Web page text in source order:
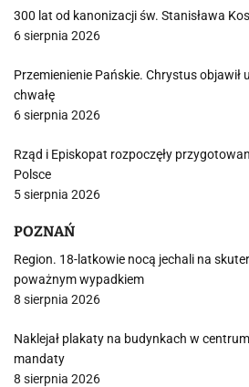
300 lat od kanonizacji św. Stanisława
6 sierpnia 2026
Przemienienie Pańskie. Chrystus objawił
chwałę
6 sierpnia 2026
Rząd i Episkopat rozpoczęły
Polsce
5 sierpnia 2026
POZNAŃ
Region. 18-latkowie nocą jechali na
poważnym wypadkiem
8 sierpnia 2026
Naklejał plakaty na budynkach w
mandaty
8 sierpnia 2026